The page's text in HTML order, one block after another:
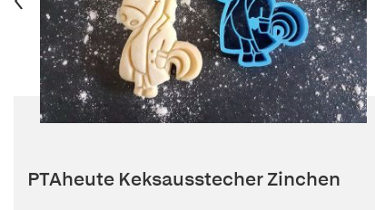
PTAheute Keksausstecher Zinchen